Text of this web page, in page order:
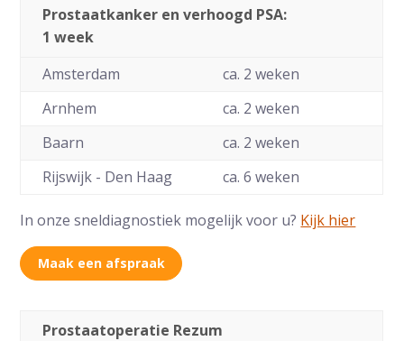
Prostaatkanker en verhoogd PSA:
1 week
Amsterdam
ca. 2 weken
Arnhem
ca. 2 weken
Baarn
ca. 2 weken
Rijswijk - Den Haag
ca. 6 weken
In onze sneldiagnostiek mogelijk voor u? Kijk hier
Maak een afspraak
Prostaatoperatie Rezum